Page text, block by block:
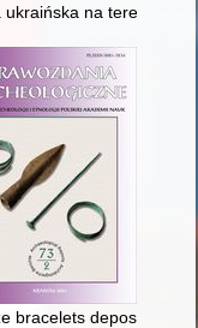
Związku
ukraińska na terenie
w w
bracelets deposit from